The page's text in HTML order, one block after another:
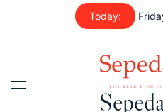
content
Today: